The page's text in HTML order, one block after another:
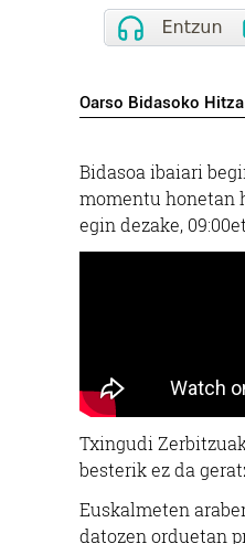
Oarso Bidasoko Hitza
Bidasoa ibaiari
momentu honetan
egin dezake,
Txingudi
besterik ez da
Euskalmeten
datozen orduetan
ALDAKETA